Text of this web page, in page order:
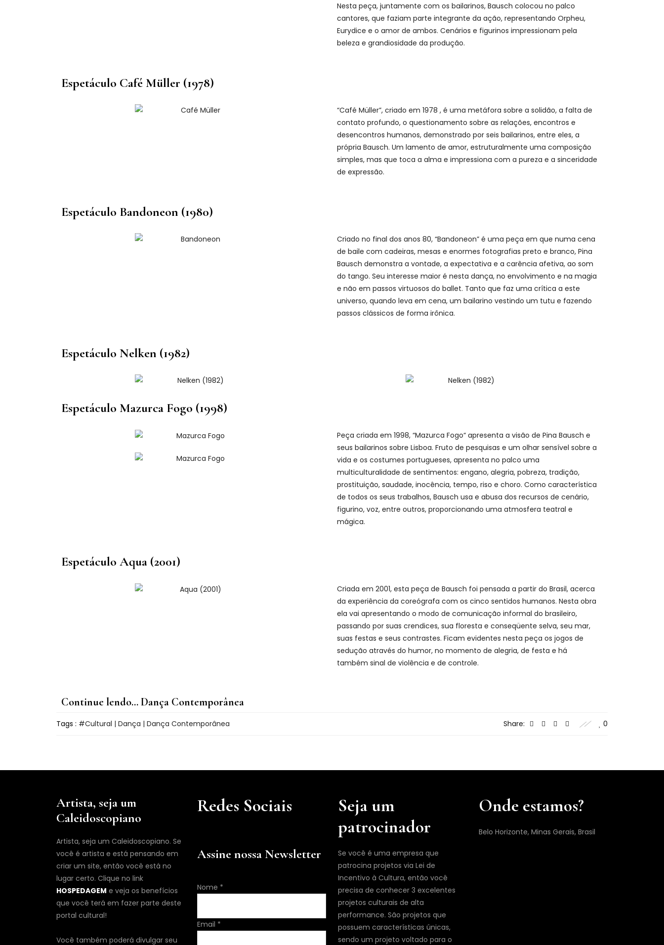
Nesta peça, juntamente com os bailarinos, Bausch colocou no palco
cantores, que faziam parte integrante da ação, representando Orpheu,
Eurydice e o amor de ambos. Cenários e figurinos impressionam pela
beleza e grandiosidade da produção.
Espetáculo Café Müller (1978)
“Café Müller”, criado em 1978 , é uma metáfora sobre a solidão, a falta de
contato profundo, o questionamento sobre as relações, encontros e
desencontros humanos, demonstrado por seis bailarinos, entre eles, a
própria Bausch. Um lamento de amor, estruturalmente uma composição
simples, mas que toca a alma e impressiona com a pureza e a sinceridade
de expressão.
Espetáculo Bandoneon (1980)
Criado no final dos anos 80, “Bandoneon” é uma peça em que numa cena
de baile com cadeiras, mesas e enormes fotografias preto e branco, Pina
Bausch demonstra a vontade, a expectativa e a carência afetiva, ao som
do tango. Seu interesse maior é nesta dança, no envolvimento e na magia
e não em passos virtuosos do ballet. Tanto que faz uma crítica a este
universo, quando leva em cena, um bailarino vestindo um tutu e fazendo
passos clássicos de forma irônica.
Espetáculo Nelken (1982)
Espetáculo Mazurca Fogo (1998)
Peça criada em 1998, “Mazurca Fogo“ apresenta a visão de Pina Bausch e
seus bailarinos sobre Lisboa. Fruto de pesquisas e um olhar sensível sobre a
vida e os costumes portugueses, apresenta no palco uma
multiculturalidade de sentimentos: engano, alegria, pobreza, tradição,
prostituição, saudade, inocência, tempo, riso e choro. Como característica
de todos os seus trabalhos, Bausch usa e abusa dos recursos de cenário,
figurino, voz, entre outros, proporcionando uma atmosfera teatral e
mágica.
Espetáculo Aqua (2001)
Criada em 2001, esta peça de Bausch foi pensada a partir do Brasil, acerca
da experiência da coreógrafa com os cinco sentidos humanos. Nesta obra
ela vai apresentando o modo de comunicação informal do brasileiro,
passando por suas crendices, sua floresta e conseqüente selva, seu mar,
suas festas e seus contrastes. Ficam evidentes nesta peça os jogos de
sedução através do humor, no momento de alegria, de festa e há
também sinal de violência e de controle.
Continue lendo... Dança Contemporânea
Tags : Cultural | Dança | Dança Contemporânea Share: 0
Artista, seja um
Caleidoscopiano
Artista, seja um Caleidoscopiano. Se
você é artista e está pensando em
criar um site, então você está no
lugar certo. Clique no link
HOSPEDAGEM e veja os benefícios
que você terá em fazer parte deste
portal cultural!
Você também poderá divulgar seu
Redes Sociais
Assine nossa Newsletter
Nome *
Nome
Email *
Seja um
patrocinador
Se você é uma empresa que
patrocina projetos via Lei de
Incentivo à Cultura, então você
precisa de conhecer 3 excelentes
projetos culturais de alta
performance. São projetos que
possuem características únicas,
sendo um projeto voltado para o
Onde estamos?
Belo Horizonte, Minas Gerais, Brasil